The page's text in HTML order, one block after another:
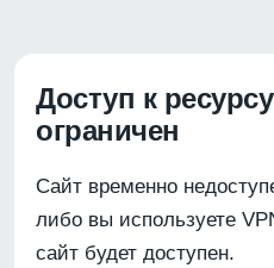
Доступ к
ограничен
Сайт временно
либо вы используете
сайт будет доступен.